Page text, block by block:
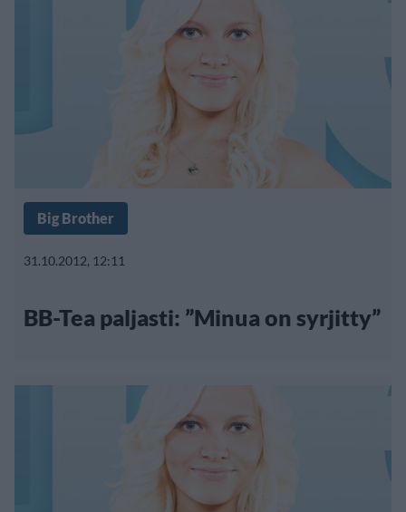
Big Brother
31.10.2012, 12:11
BB-Tea paljasti: ”Minua on syrjitty”